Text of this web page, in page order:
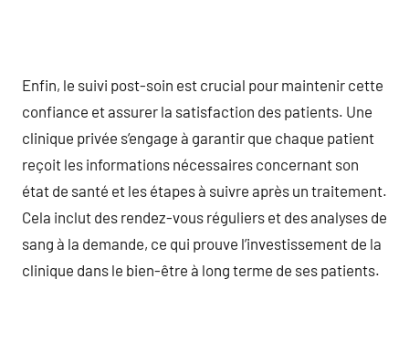
Enfin, le suivi post-soin est crucial pour maintenir cette
confiance et assurer la satisfaction des patients. Une
clinique privée s’engage à garantir que chaque patient
reçoit les informations nécessaires concernant son
état de santé et les étapes à suivre après un traitement.
Cela inclut des rendez-vous réguliers et des analyses de
sang à la demande, ce qui prouve l’investissement de la
clinique dans le bien-être à long terme de ses patients.